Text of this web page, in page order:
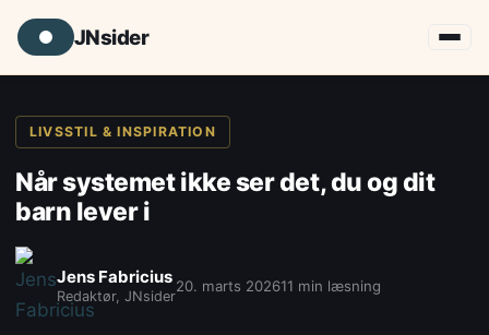
JNsider
LIVSSTIL & INSPIRATION
Når systemet ikke ser det, du og dit
barn lever i
Jens Fabricius
Redaktør, JNsider
20. marts 202611 min læsning